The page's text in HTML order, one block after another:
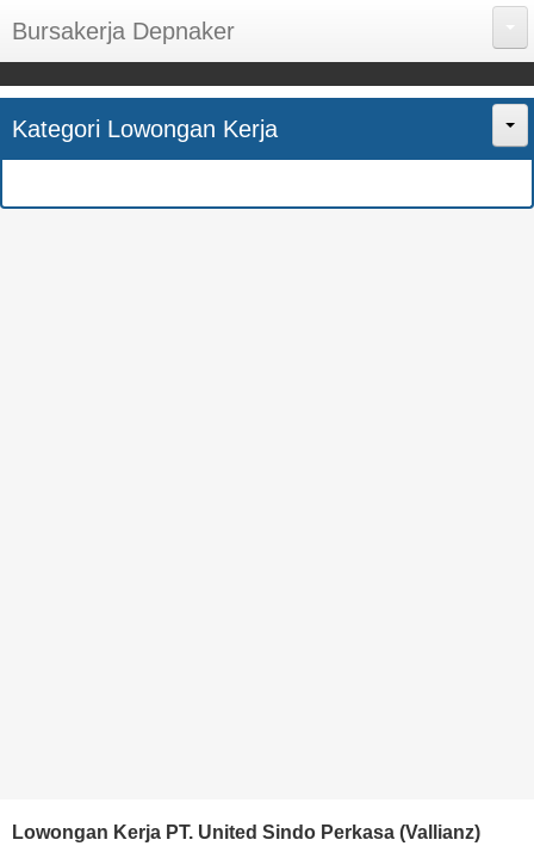
Bursakerja Depnaker
About Me
Disclaimer
Kategori Lowongan Kerja
Lowongan Kerja PT. United Sindo Perkasa (Vallianz)